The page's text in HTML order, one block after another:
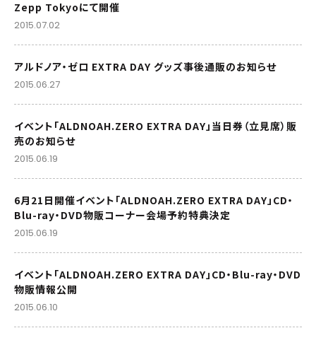
Zepp Tokyoにて開催
2015.07.02
アルドノア・ゼロ EXTRA DAY グッズ事後通販のお知らせ
2015.06.27
イベント「ALDNOAH.ZERO EXTRA DAY」当日券（立見席）販
売のお知らせ
2015.06.19
6月21日開催イベント「ALDNOAH.ZERO EXTRA DAY」CD・
Blu-ray・DVD物販コーナー会場予約特典決定
2015.06.19
イベント「ALDNOAH.ZERO EXTRA DAY」CD・Blu-ray・DVD
物販情報公開
2015.06.10